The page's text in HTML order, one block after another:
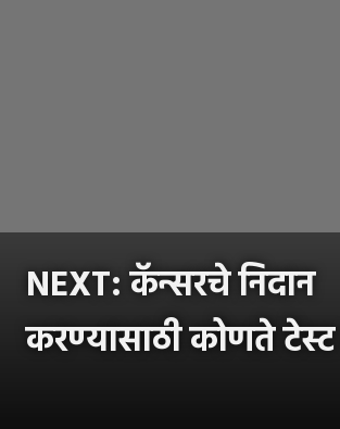
NEXT: कॅन्सरचे निदान
करण्यासाठी कोणते